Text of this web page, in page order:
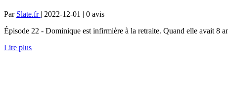
Par Slate.fr | 2022-12-01 | 0 avis
Épisode 22 - Dominique est infirmière à la retraite. Quand elle avait 8
Lire plus